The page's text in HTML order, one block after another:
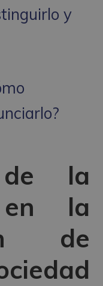
y
la
en la
de